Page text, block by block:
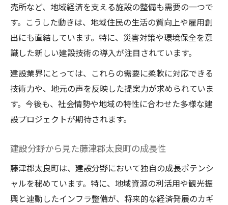
売所など、地域経済を支える施設の整備も需要の一つで
す。こうした動きは、地域住民の生活の質向上や雇用創
出にも直結しています。特に、災害対策や環境保全を意
識した新しい建設技術の導入が注目されています。
建設業界にとっては、これらの需要に柔軟に対応できる
技術力や、地元の声を反映した提案力が求められていま
す。今後も、社会情勢や地域の特性に合わせた多様な建
設プロジェクトが期待されます。
建設分野から見た藤津郡太良町の成長性
藤津郡太良町は、建設分野において独自の成長ポテンシ
ャルを秘めています。特に、地域資源の利活用や観光振
興と連動したインフラ整備が、将来的な経済発展のカギ